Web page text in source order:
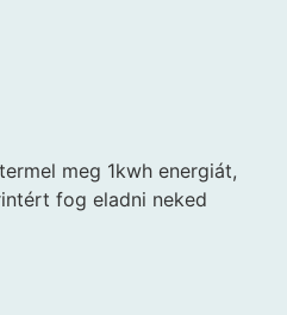
meg 1kwh energiát,
fog eladni neked